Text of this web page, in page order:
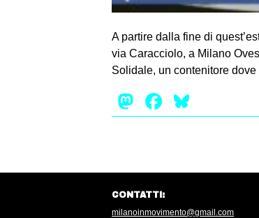
A partire dalla fine di
via Caracciolo, a Milano
Solidale, un contenitore
Mastodon
Facebook
CONTATTI:
milanoinmovimento@gmail.com